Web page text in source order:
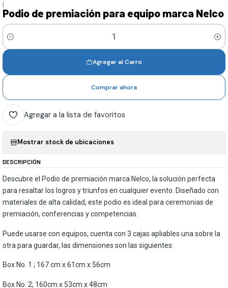
|
Podio de premiación para equipo marca Nelco
Cantidad
Agregar al Carro
Comprar ahora
Agregar a la lista de favoritos
Mostrar stock de ubicaciones
DESCRIPCIÓN
Descubre el Podio de premiación marca Nelco, la solución perfecta
para resaltar los logros y triunfos en cualquier evento. Diseñado con
materiales de alta calidad, este podio es ideal para ceremonias de
premiación, conferencias y competencias.
Puede usarse con equipos, cuenta con 3 cajas apliables una sobre la
otra para guardar, las dimensiones son las siguientes:
Box No. 1 ; 167 cm x 61cm x 56cm
Box No. 2; 160cm x 53cm x 48cm